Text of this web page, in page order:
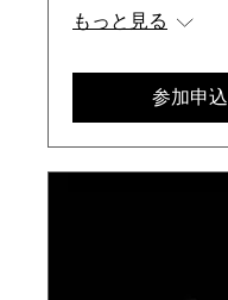
もっと見る
参加申込